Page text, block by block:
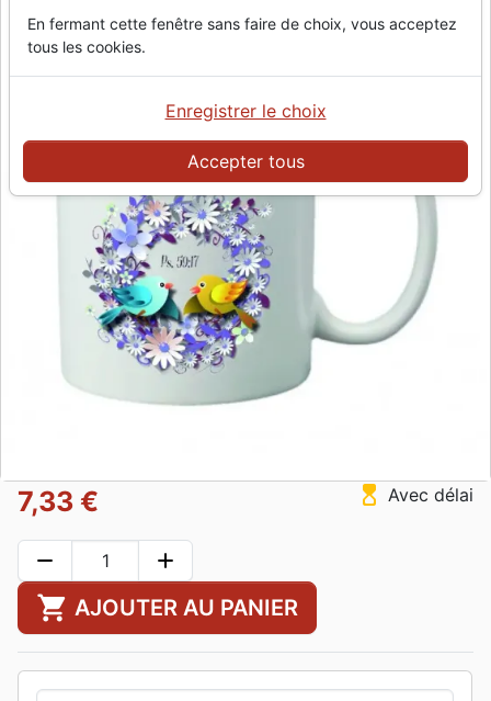
7,33 € hourglass_top Avec délai
remove add
shopping_cart AJOUTER AU PANIER
En fermant cette fenêtre sans faire de choix, vous acceptez
tous les cookies.
Accepter tous
Enregistrer le choix